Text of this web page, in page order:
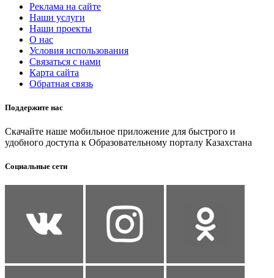
Реклама на сайте
Наши услуги
Наши проекты
О нас
Условия использования
Связаться с нами
Карта сайта
Обратная связь
Поддержите нас
Скачайте наше мобильное приложение для быстрого и
удобного доступа к Образовательному порталу Казахстана
Социальные сети